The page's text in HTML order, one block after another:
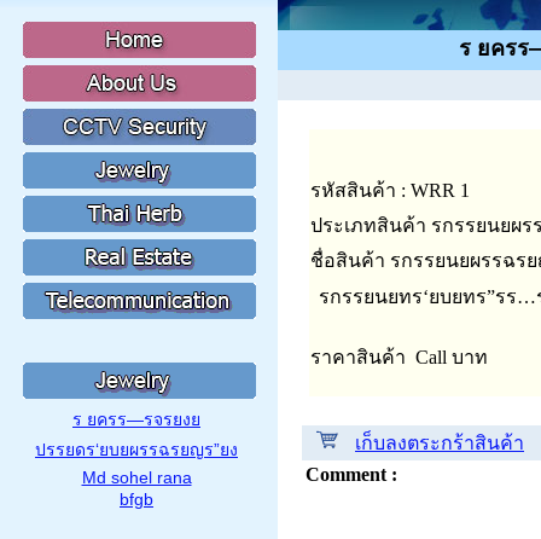
ร ยครร—รจรยงย
ปรรยดร‘ยบยผรรฉรยญร”ยง
Md sohel rana
bfgb
ร ยครร
รหัสสินค้า : WRR 1
ประเภทสินค้า รกรรยนยผร
ชื่อสินค้า รกรรยนยผรรฉร
รกรรยนยทร‘ยบยทร”รร…
ราคาสินค้า Call บาท
เก็บลงตระกร้าสินค้า
Comment :